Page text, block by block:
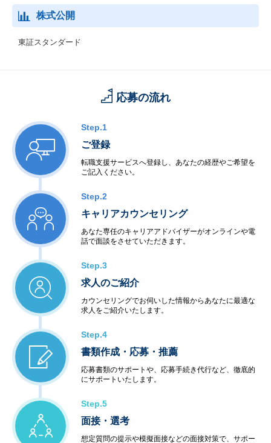
株式公開
東証スタンダード
応募の流れ
Step.1
ご登録
転職支援サービスへ登録し、あなたの経歴やご希望を
ご記入ください。
Step.2
キャリアカウンセリング
あなた専任のキャリアアドバイザーがオンラインや電
話で面談をさせていただきます。
Step.3
求人のご紹介
カウンセリングでお伺いした情報からあなたに最適な
求人をご紹介いたします。
Step.4
書類作成・応募・推薦
応募書類のサポートや、応募手続き代行など、徹底的
にサポートいたします。
Step.5
面接・選考
想定質問の提示や模擬面接などの面接対策で、サポー